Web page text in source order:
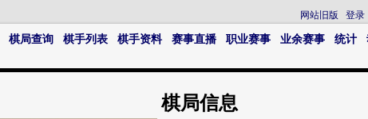
网站旧版 登录
棋局查询 棋手列表 棋手资料 赛事直播 职业赛事 业余赛事 统计
棋局信息